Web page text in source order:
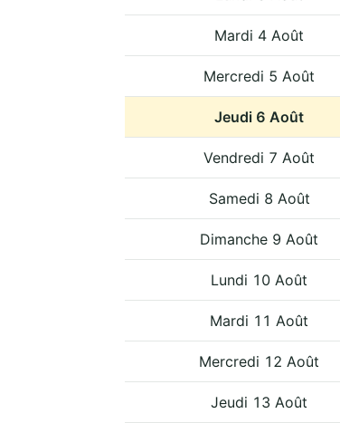
Mardi 4 Août
Mercredi 5 Août
Jeudi 6 Août
Vendredi 7 Août
Samedi 8 Août
Dimanche 9 Août
Lundi 10 Août
Mardi 11 Août
Mercredi 12 Août
Jeudi 13 Août